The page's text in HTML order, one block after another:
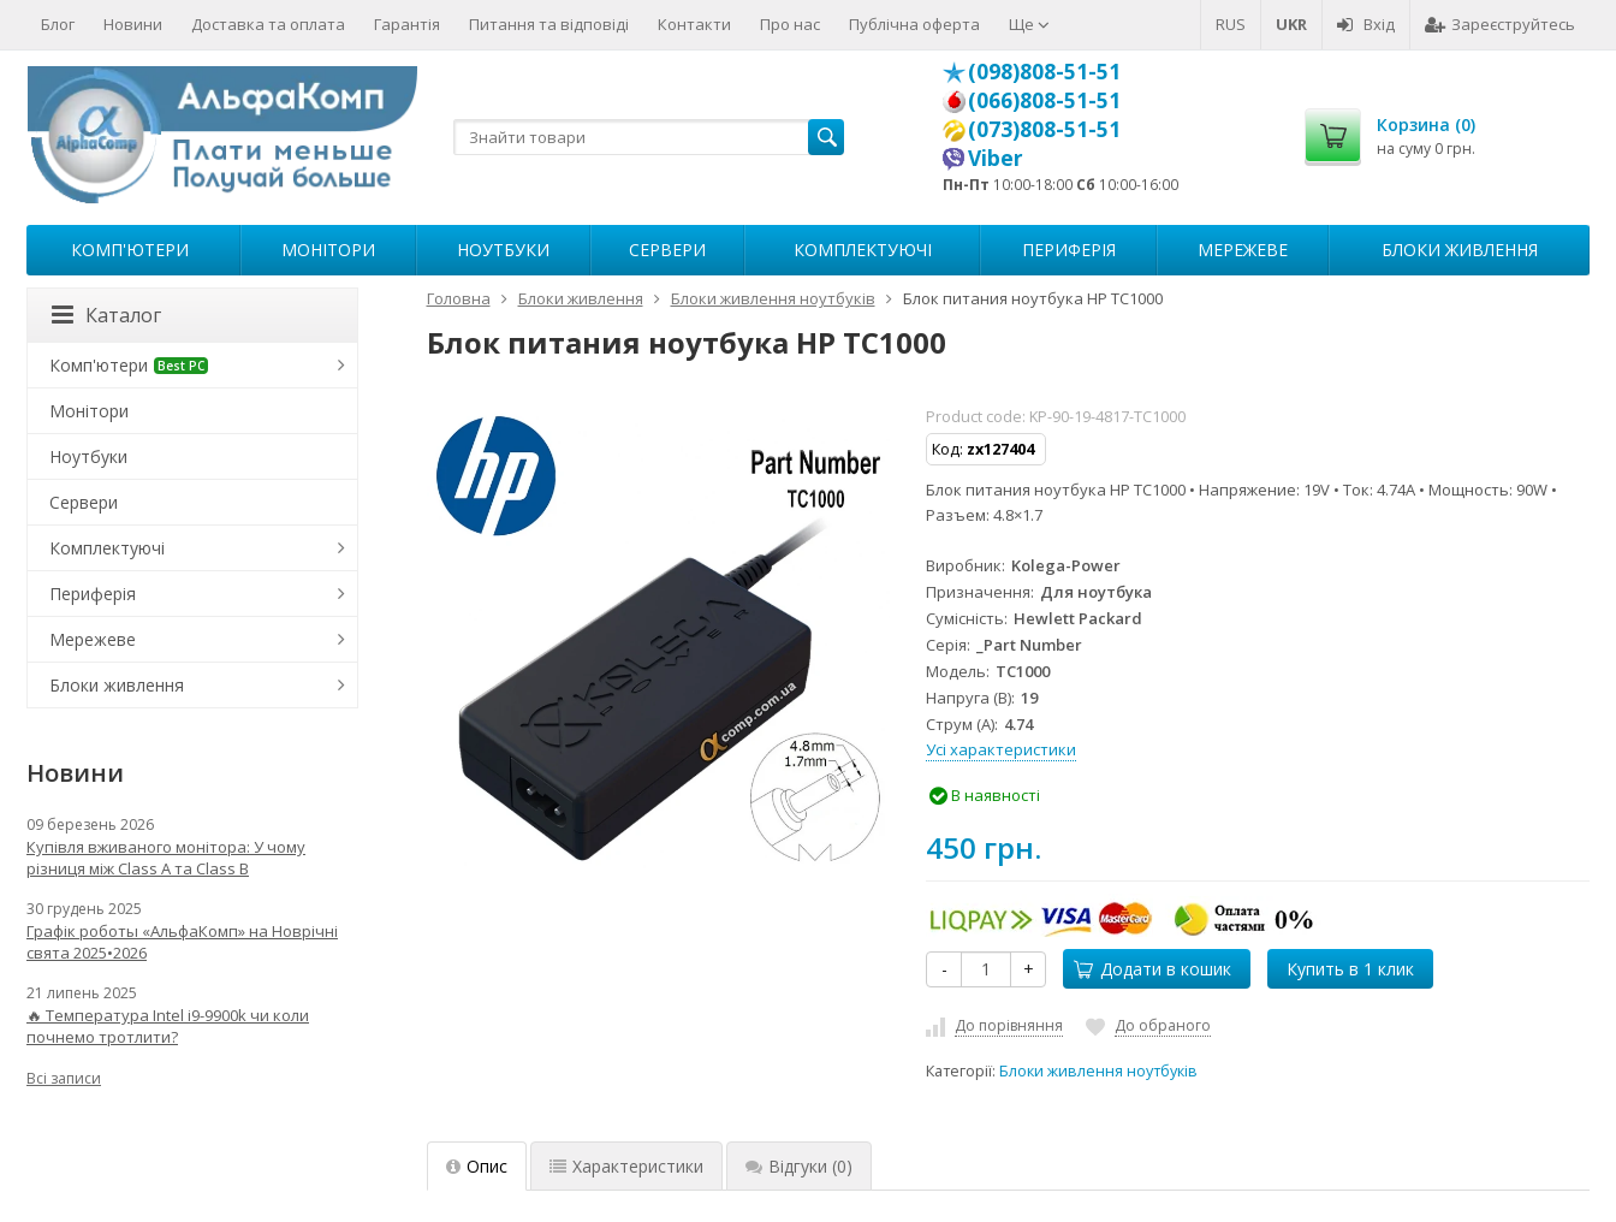
RUS UKR Вхід Зареєструйтесь
Блог Новини Доставка та оплата Гарантія Питання та відповіді Контакти Про нас Публічна оферта Ще
(098)808-51-51
(066)808-51-51
(073)808-51-51
Viber
Пн-Пт 10:00-18:00 Сб 10:00-16:00
Корзина (0)
на суму 0 грн.
КОМП'ЮТЕРИ МОНІТОРИ НОУТБУКИ СЕРВЕРИ КОМПЛЕКТУЮЧІ ПЕРИФЕРІЯ МЕРЕЖЕВЕ БЛОКИ ЖИВЛЕННЯ
Головна Блоки живлення Блоки живлення ноутбуків Блок питания ноутбука HP TC1000
Блок питания ноутбука HP TC1000
Product code: KP-90-19-4817-TC1000
Код: zx127404
Блок питания ноутбука HP TC1000 • Напряжение: 19V • Ток: 4.74A • Мощность: 90W •
Разъем: 4.8×1.7
Виробник Kolega-Power
Призначення Для ноутбука
Сумісність Hewlett Packard
Серія
_Part Number
Модель TC1000
Напруга (В) 19
Струм (А) 4.74
Усі характеристики
В наявності
450 грн.
- + Додати в кошик
До порівняння До обраного
Категорії:Блоки живлення ноутбуків
Опис Характеристики Відгуки (0)
Каталог
Комп'ютери Best PC
Монітори
Ноутбуки
Сервери
Комплектуючі
Периферія
Мережеве
Блоки живлення
Новини
09 березень 2026
Купівля вживаного монітора: У чому
різниця між Class A та Class B
30 грудень 2025
Графік роботы «АльфаКомп» на Новрічні
свята 2025•2026
21 липень 2025
🔥 Температура Intel i9-9900k чи коли
почнемо тротлити?
Всі записи